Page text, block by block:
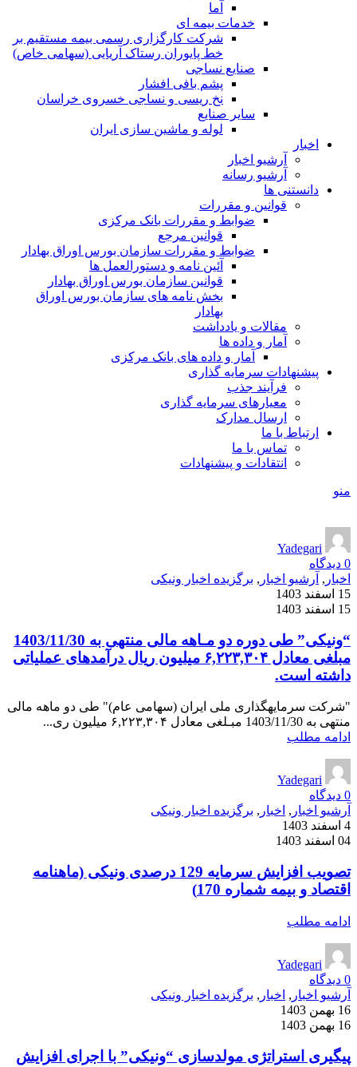
آما
خدمات بیمه ای
شرکت کارگزاری رسمی بیمه مستقیم بر
خط پایوران رستاک آریایی (سهامی خاص)
صنایع نساجی
پشم بافی افشار
نخ ریسی و نساجی خسروی خراسان
سایر صنایع
لوله و ماشین سازی ایران
اخبار
آرشیو اخبار
آرشیو رسانه
دانستنی ها
قوانین و مقررات
ضوابط و مقررات بانک مرکزی
قوانين مرجع
ضوابط و مقررات سازمان بورس اوراق بهادار
آئین نامه و دستورالعمل ها
قوانین سازمان بورس اوراق بهادار
بخش نامه های سازمان بورس اوراق
بهادار
مقالات و یادداشت
آمار و داده ها
آمار و داده های بانک مرکزی
پیشنهادات سرمایه گذاری
فرآیند جذب
معیارهای سرمایه گذاری
ارسال مدارک
ارتباط با ما
تماس با ما
انتقادات و پیشنهادات
منو
Yadegari
0 دیدگاه
اخبار , آرشیو اخبار , برگزیده اخبار ونیکی
15 اسفند 1403
15 اسفند 1403
“ونیکی” طی دوره دو مـاهه مالی منتهی به 1403/11/30
مبلغی معادل ۶,۲۲۳,۳۰۴ میلیون ریال درآمدهای عملیاتی
داشته است.
"شرکت سرمایه­گذاری ملی ایران (سهامی عام)" طی دو ماهه مالی
منتهی به 1403/11/30 مبـلغی معادل ۶,۲۲۳,۳۰۴ میلیون ری...
ادامه مطلب
Yadegari
0 دیدگاه
آرشیو اخبار , اخبار , برگزیده اخبار ونیکی
4 اسفند 1403
04 اسفند 1403
تصویب افزایش سرمایه 129 درصدی ونیکی (ماهنامه
اقتصاد و بیمه شماره 170)
ادامه مطلب
Yadegari
0 دیدگاه
آرشیو اخبار , اخبار , برگزیده اخبار ونیکی
16 بهمن 1403
16 بهمن 1403
پیگیری استراتژی مولدسازی “ونیکی” با اجرای افزایش